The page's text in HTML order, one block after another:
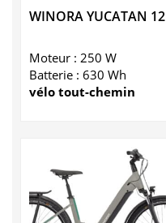
WINORA YUCATAN 12
Moteur : 250 W
Batterie : 630 Wh
vélo tout-chemin